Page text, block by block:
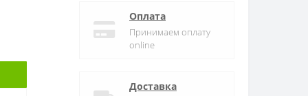
Оплата
Принимаем оплату
online
Доставка